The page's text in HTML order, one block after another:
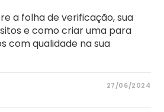
a folha de verificação, sua
e como criar uma para
com qualidade na sua
27/06/2024